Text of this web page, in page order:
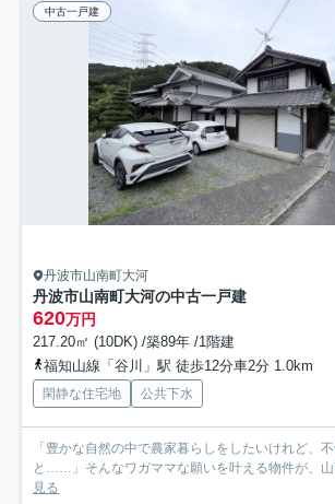
中古一戸建
丹波市山南町大河
丹波市山南町大河の中古一戸建
620万円
217.20㎡ (10DK) /築89年 /1階建
福知山線「谷川」駅 徒歩12分車2分 1.0km
閑静な住宅地 公共下水
「豊かな自然の中で農家暮らしをしたいけれど、
と……」そんなワガママな願いを叶える物件が、山
見る